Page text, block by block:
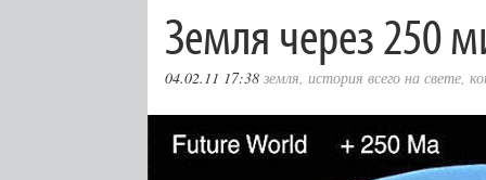
Земля через 250
04.02.11 17:38 земля, история всего на свете,